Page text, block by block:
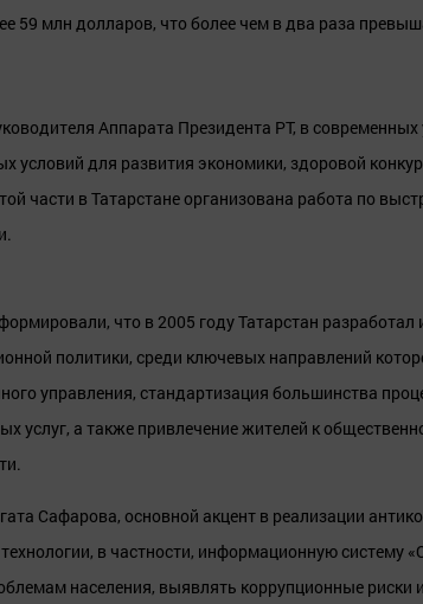
59 млн долларов, что более чем в два раза
Аппарата Президента РТ, в
условий для развития экономики, здоровой
части в Татарстане организована работа по
что в 2005 году Татарстан
политики, среди ключевых направлений
управления, стандартизация большинства
услуг, а также привлечение жителей к
Сафарова, основной акцент в реализации
в частности, информационную систему
населения, выявлять коррупционные